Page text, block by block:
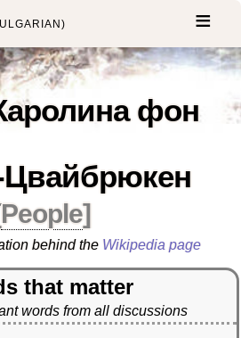
фон
People]
behind the Wikipedia page
that matter
words from all discussions